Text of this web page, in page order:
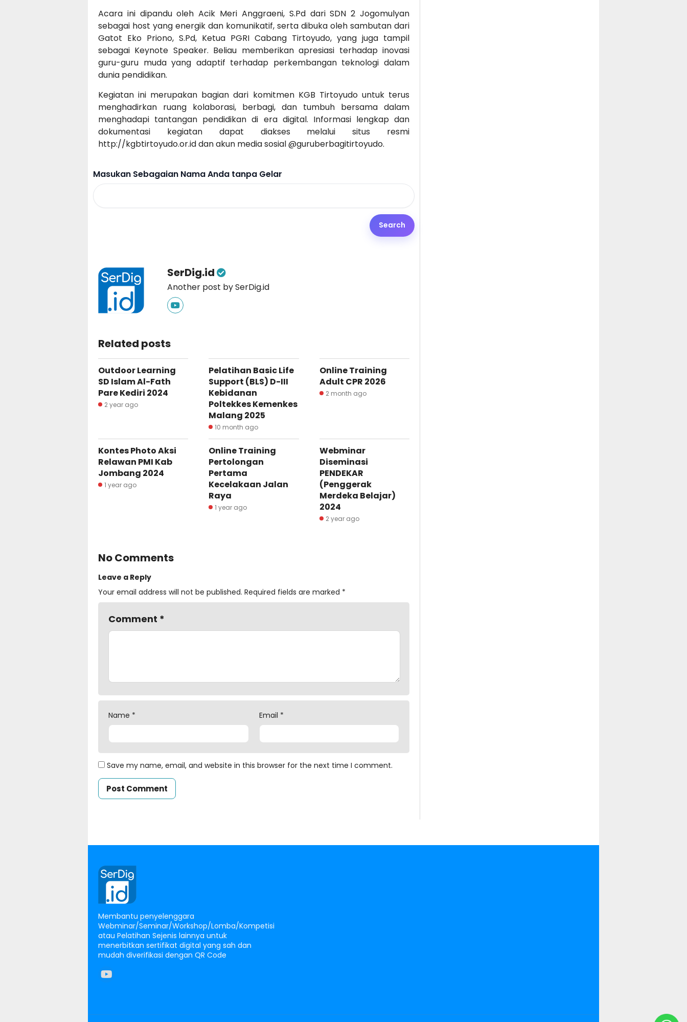
Acara ini dipandu oleh Acik Meri Anggraeni, S.Pd dari SDN 2 Jogomulyan
sebagai host yang energik dan komunikatif, serta dibuka oleh sambutan dari
Gatot Eko Priono, S.Pd, Ketua PGRI Cabang Tirtoyudo, yang juga tampil
sebagai Keynote Speaker. Beliau memberikan apresiasi terhadap inovasi
guru-guru muda yang adaptif terhadap perkembangan teknologi dalam
dunia pendidikan.
Kegiatan ini merupakan bagian dari komitmen KGB Tirtoyudo untuk terus
menghadirkan ruang kolaborasi, berbagi, dan tumbuh bersama dalam
menghadapi tantangan pendidikan di era digital. Informasi lengkap dan
dokumentasi kegiatan dapat diakses melalui situs resmi
http://kgbtirtoyudo.or.iddan akun media sosial @guruberbagitirtoyudo.
Masukan Sebagaian Nama Anda tanpa Gelar
SerDig.id
Another post by SerDig.id
Related posts
Outdoor Learning
SD Islam Al-Fath
Pare Kediri 2024
2 year ago
Pelatihan Basic Life
Support (BLS) D-III
Kebidanan
Poltekkes Kemenkes
Malang 2025
10 month ago
Online Training
Adult CPR 2026
2 month ago
Kontes Photo Aksi
Relawan PMI Kab
Jombang 2024
1 year ago
Online Training
Pertolongan
Pertama
Kecelakaan Jalan
Raya
1 year ago
Webminar
Diseminasi
PENDEKAR
(Penggerak
Merdeka Belajar)
2024
2 year ago
No Comments
Leave a Reply
Your email address will not be published. Required fields are marked *
Comment *
Name * Email *
Save my name, email, and website in this browser for the next time I comment.
Membantu penyelenggara
Webminar/Seminar/Workshop/Lomba/Kompetisi
atau Pelatihan Sejenis lainnya untuk
menerbitkan sertifikat digital yang sah dan
mudah diverifikasi dengan QR Code